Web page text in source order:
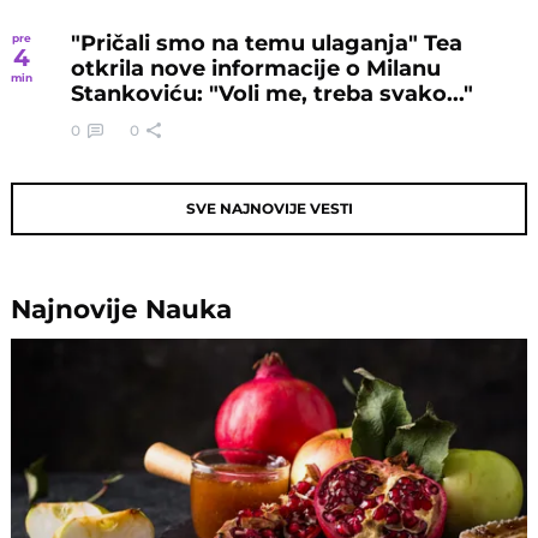
pre
4
min
"Pričali smo na temu ulaganja" Tea
otkrila nove informacije o Milanu
Stankoviću: "Voli me, treba svako..."
0 0
SVE NAJNOVIJE VESTI
Najnovije Nauka